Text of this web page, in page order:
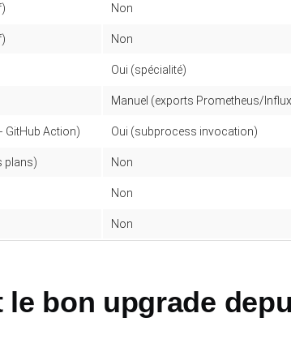
Non
Non
Oui (spécialité)
Manuel (exports Prometheus/
GitHub Action) Oui (subprocess invocation)
plans) Non
Non
Non
le bon upgrade